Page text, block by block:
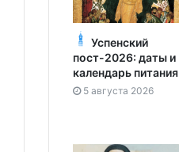
Успенский
пост-2026: даты и
календарь питания
5 августа 2026